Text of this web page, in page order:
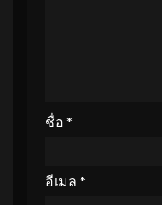
ชื่อ *
อีเมล *